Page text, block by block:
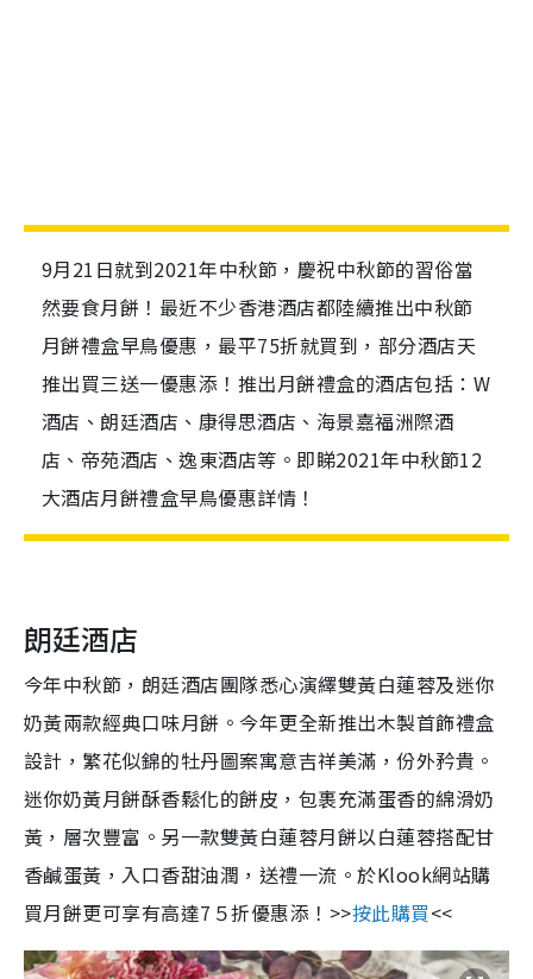
9月21日就到2021年中秋節，慶祝中秋節的習俗當
然要食月餅！最近不少香港酒店都陸續推出中秋節
月餅禮盒早鳥優惠，最平75折就買到，部分酒店天
推出買三送一優惠添！推出月餅禮盒的酒店包括：W
酒店、朗廷酒店、康得思酒店、海景嘉福洲際酒
店、帝苑酒店、逸東酒店等。即睇2021年中秋節12
大酒店月餅禮盒早鳥優惠詳情！
朗廷酒店
今年中秋節，朗廷酒店團隊悉心演繹雙黃白蓮蓉及迷你
奶黃兩款經典口味月餅。今年更全新推出木製首飾禮盒
設計，繁花似錦的牡丹圖案寓意吉祥美滿，份外矜貴。
迷你奶黃月餅酥香鬆化的餅皮，包裹充滿蛋香的綿滑奶
黃，層次豐富。另一款雙黃白蓮蓉月餅以白蓮蓉搭配甘
香鹹蛋黃，入口香甜油潤，送禮一流。於Klook網站購
買月餅更可享有高達7５折優惠添！>>按此購買<<